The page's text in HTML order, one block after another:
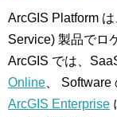
ArcGIS Platform
Service) 製品でロ
ArcGIS では、
Online 、 Software
ArcGIS Enterprise